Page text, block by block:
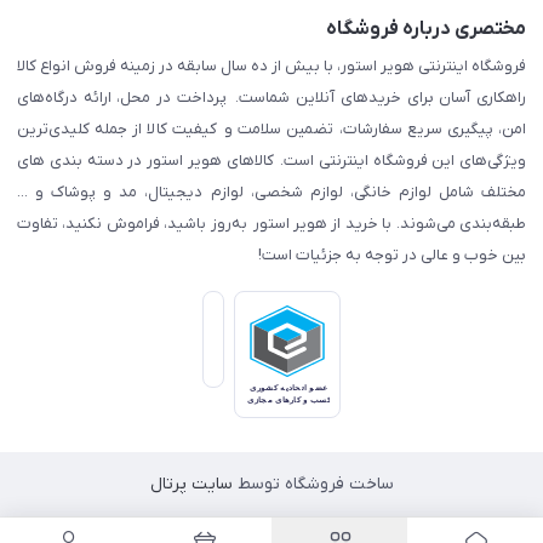
مختصری درباره فروشگاه
فروشگاه اینترنتی هویر استور، با بیش از ده سال سابقه در زمینه فروش انواع کالا
راهکاری آسان برای خریدهای آنلاین شماست. پرداخت در محل، ارائه درگاه‌های
امن، پیگیری سریع سفارشات، تضمین سلامت و کیفیت کالا از جمله کلیدی‌ترین
ویژگی‌های این فروشگاه اینترنتی است. کالاهای هویر استور در دسته بندی های
مختلف شامل لوازم خانگی، لوازم شخصی، لوازم دیجیتال، مد و پوشاک و ...
طبقه‌بندی می‌شوند. با خرید از هویر استور به‌روز باشید، فراموش نکنید، تفاوت
بین خوب و عالی در توجه به جزئیات است!
ساخت فروشگاه توسط سایت پرتال